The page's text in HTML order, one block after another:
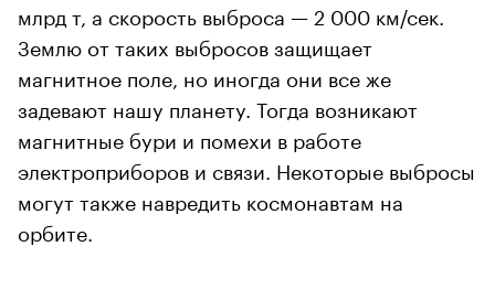
млрд т, а скорость выброса — 2 000 км/сек.
Землю от таких выбросов защищает
магнитное поле, но иногда они все же
задевают нашу планету. Тогда возникают
магнитные бури и помехи в работе
электроприборов и связи. Некоторые выбросы
могут также навредить космонавтам на
орбите.